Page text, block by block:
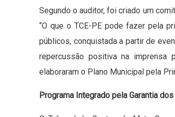
Segundo o auditor, foi criado um
“O que o TCE-PE pode fazer pela
públicos, conquistada a partir de
repercussão positiva na imprensa
elaboraram o Plano Municipal pela
Programa Integrado pela Garantia